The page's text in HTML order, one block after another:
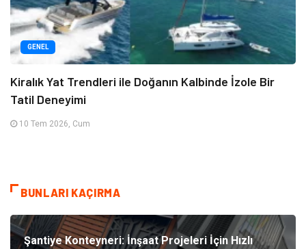
GENEL
Kiralık Yat Trendleri ile Doğanın Kalbinde İzole Bir
Tatil Deneyimi
10 Tem 2026, Cum
BUNLARI KAÇIRMA
Şantiye Konteyneri: İnşaat Projeleri İçin Hızlı